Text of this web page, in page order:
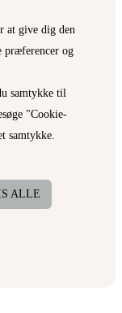
at give dig den
præferencer og
samtykke til
"Cookie-
samtykke.
ALLE